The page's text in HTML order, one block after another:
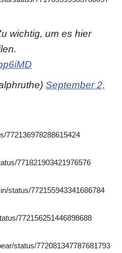
wichtig, um es hier
September 2,
772136978288615424
771821903421976576
status/772155943341686784
772156251446898688
status/772081347787681793